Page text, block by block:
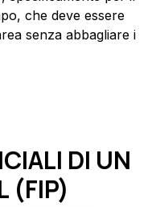
che deve essere
senza abbagliare i
DI UN
(FIP)